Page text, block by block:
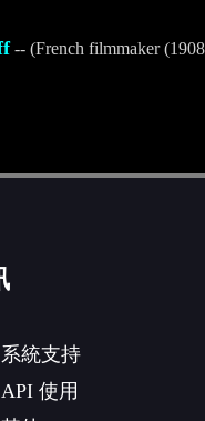
-- (French filmmaker
系統支持
API 使用